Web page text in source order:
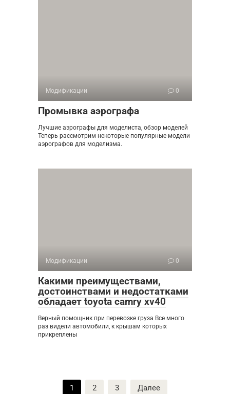
Модификации 0
Промывка аэрографа
Лучшие аэрографы для моделиста, обзор моделей
Теперь рассмотрим некоторые популярные модели
аэрографов для моделизма.
Модификации 0
Какими преимуществами,
достоинствами и недостатками
обладает toyota camry xv40
Верный помощник при перевозке груза Все много
раз видели автомобили, к крышам которых
прикреплены
1 2 3 Далее